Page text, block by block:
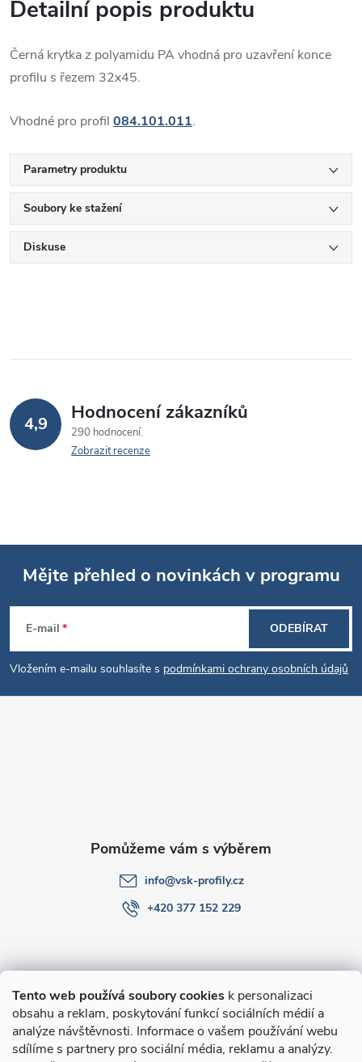
Tento web používá soubory cookies k personalizaci
obsahu a reklam, poskytování funkcí sociálních médií a
analýze návštěvnosti. Informace o vašem používání webu
sdílíme s partnery pro sociální média, reklamu a analýzy.
Detailní popis produktu
Černá krytka z polyamidu PA vhodná pro uzavření konce
profilu s řezem 32x45.
Vhodné pro profil 084.101.011.
Parametry produktu
Soubory ke stažení
Diskuse
4,9 Hodnocení zákazníků
290 hodnocení
Zobrazit recenze
Z
á
p
Mějte přehled o novinkách v programu
E-mail
Vložením e-mailu souhlasíte s podmínkami ochrany osobních údajů
ODEBÍRAT
O nákupu
info@vsk-profily.cz
+420 377 152 229